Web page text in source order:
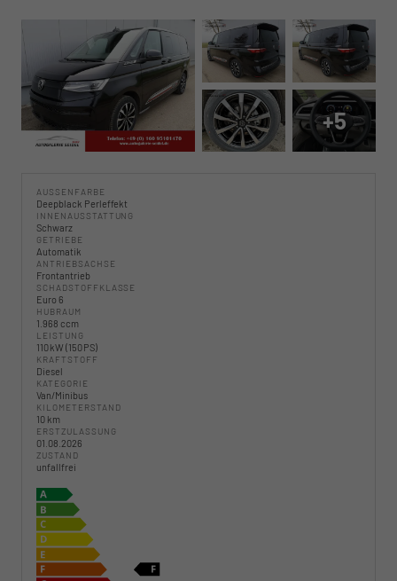
+5
AUSSENFARBE
Deepblack Perleffekt
INNENAUSSTATTUNG
Schwarz
GETRIEBE
Automatik
ANTRIEBSACHSE
Frontantrieb
SCHADSTOFFKLASSE
Euro 6
HUBRAUM
1.968 ccm
LEISTUNG
110 kW (150 PS)
KRAFTSTOFF
Diesel
KATEGORIE
Van/Minibus
KILOMETERSTAND
10 km
ERSTZULASSUNG
01.08.2026
ZUSTAND
unfallfrei